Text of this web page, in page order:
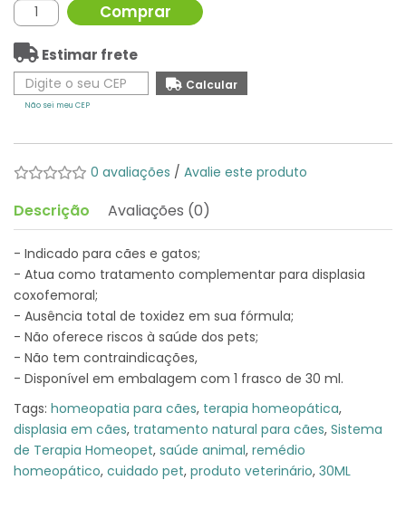
Comprar
Estimar frete
Não sei meu CEP
0 avaliações / Avalie este produto
Descrição Avaliações (0)
- Indicado para cães e gatos;
- Atua como tratamento complementar para displasia
coxofemoral;
- Ausência total de toxidez em sua fórmula;
- Não oferece riscos à saúde dos pets;
- Não tem contraindicações,
- Disponível em embalagem com 1 frasco de 30 ml.
Tags: homeopatia para cães, terapia homeopática,
displasia em cães, tratamento natural para cães, Sistema
de Terapia Homeopet, saúde animal, remédio
homeopático, cuidado pet, produto veterinário, 30ML